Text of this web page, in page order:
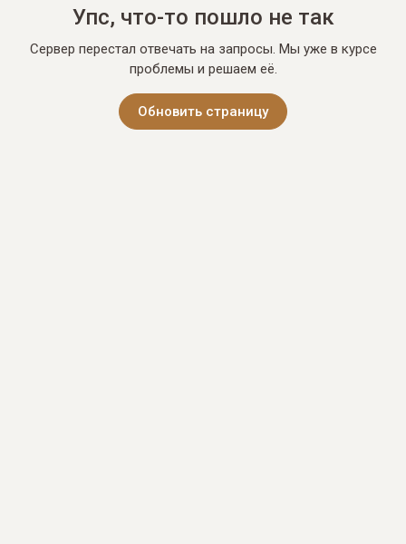
Упс, что-то пошло не так
Сервер перестал отвечать на запросы. Мы уже в курсе
проблемы и решаем её.
Обновить страницу